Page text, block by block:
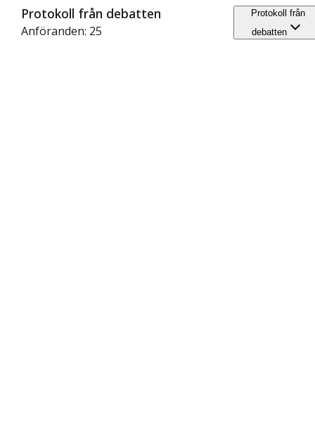
Protokoll från debatten
Anföranden: 25
Protokoll från
debatten